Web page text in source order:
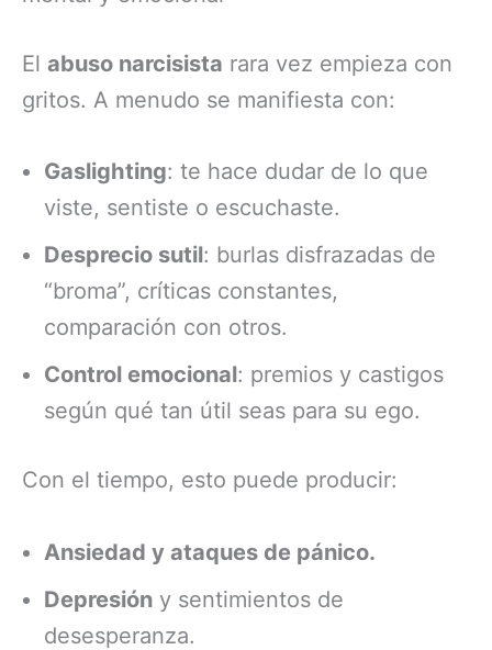
El abuso narcisista rara vez empieza con
gritos. A menudo se manifiesta con:
Gaslighting: te hace dudar de lo que
viste, sentiste o escuchaste.
Desprecio sutil: burlas disfrazadas de
“broma”, críticas constantes,
comparación con otros.
Control emocional: premios y castigos
según qué tan útil seas para su ego.
Con el tiempo, esto puede producir:
Ansiedad y ataques de pánico.
Depresión y sentimientos de
desesperanza.